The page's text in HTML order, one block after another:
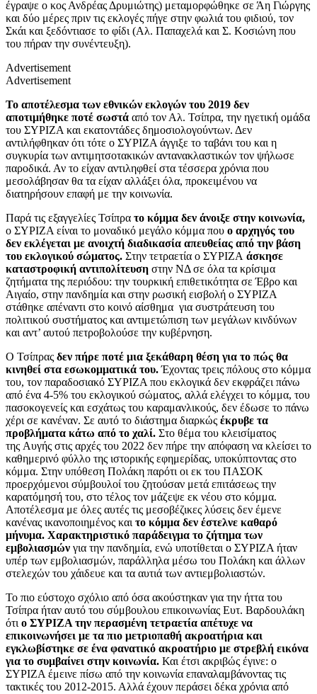
έγραψε ο κος Ανδρέας Δρυμιώτης) μεταμορφώθηκε σε Άη Γιώργης
και δύο μέρες πριν τις εκλογές πήγε στην φωλιά του φιδιού, τον
Σκάι και ξεδόντιασε το φίδι (Αλ. Παπαχελά και Σ. Κοσιώνη που
του πήραν την συνέντευξη).
Advertisement
Advertisement
Το αποτέλεσμα των εθνικών εκλογών του 2019 δεν
αποτιμήθηκε ποτέ σωστά από τον Αλ. Τσίπρα, την ηγετική ομάδα
του ΣΥΡΙΖΑ και εκατοντάδες δημοσιολογούντων. Δεν
αντιλήφθηκαν ότι τότε ο ΣΥΡΙΖΑ άγγιξε το ταβάνι του και η
συγκυρία των αντιμητσοτακικών αντανακλαστικών τον ψήλωσε
παροδικά. Αν το είχαν αντιληφθεί στα τέσσερα χρόνια που
μεσολάβησαν θα τα είχαν αλλάξει όλα, προκειμένου να
διατηρήσουν επαφή με την κοινωνία.
Παρά τις εξαγγελίες Τσίπρα το κόμμα δεν άνοιξε στην κοινωνία,
ο ΣΥΡΙΖΑ είναι το μοναδικό μεγάλο κόμμα που ο αρχηγός του
δεν εκλέγεται με ανοιχτή διαδικασία απευθείας από την βάση
του εκλογικού σώματος. Στην τετραετία ο ΣΥΡΙΖΑ άσκησε
καταστροφική αντιπολίτευση στην ΝΔ σε όλα τα κρίσιμα
ζητήματα της περιόδου: την τουρκική επιθετικότητα σε Έβρο και
Αιγαίο, στην πανδημία και στην ρωσική εισβολή ο ΣΥΡΙΖΑ
στάθηκε απέναντι στο κοινό αίσθημα για συστράτευση του
πολιτικού συστήματος και αντιμετώπιση των μεγάλων κινδύνων
και αντ’ αυτού πετροβολούσε την κυβέρνηση.
Ο Τσίπρας δεν πήρε ποτέ μια ξεκάθαρη θέση για το πώς θα
κινηθεί στα εσωκομματικά του.Έχοντας τρεις πόλους στο κόμμα
του, τον παραδοσιακό ΣΥΡΙΖΑ που εκλογικά δεν εκφράζει πάνω
από ένα 4-5% του εκλογικού σώματος, αλλά ελέγχει το κόμμα, του
πασοκογενείς και εσχάτως του καραμανλικούς, δεν έδωσε το πάνω
χέρι σε κανέναν. Σε αυτό το διάστημα διαρκώς έκρυβε τα
προβλήματα κάτω από το χαλί. Στο θέμα του κλεισίματος
της Αυγής στις αρχές του 2022 δεν πήρε την απόφαση να κλείσει το
καθημερινό φύλλο της ιστορικής εφημερίδας, υποκύπτοντας στο
κόμμα. Στην υπόθεση Πολάκη παρότι οι εκ του ΠΑΣΟΚ
προερχόμενοι σύμβουλοί του ζητούσαν μετά επιτάσεως την
καρατόμησή του, στο τέλος τον μάζεψε εκ νέου στο κόμμα.
Αποτέλεσμα με όλες αυτές τις μεσοβέζικες λύσεις δεν έμενε
κανένας ικανοποιημένος και το κόμμα δεν έστελνε καθαρό
μήνυμα. Χαρακτηριστικό παράδειγμα το ζήτημα των
εμβολιασμών για την πανδημία, ενώ υποτίθεται ο ΣΥΡΙΖΑ ήταν
υπέρ των εμβολιασμών, παράλληλα μέσω του Πολάκη και άλλων
στελεχών του χάιδευε και τα αυτιά των αντιεμβολιαστών.
Το πιο εύστοχο σχόλιο από όσα ακούστηκαν για την ήττα του
Τσίπρα ήταν αυτό του σύμβουλου επικοινωνίας Ευτ. Βαρδουλάκη
ότι ο ΣΥΡΙΖΑ την περασμένη τετραετία απέτυχε να
επικοινωνήσει με τα πιο μετριοπαθή ακροατήρια και
εγκλωβίστηκε σε ένα φανατικό ακροατήριο με στρεβλή εικόνα
για το συμβαίνει στην κοινωνία. Και έτσι ακριβώς έγινε: ο
ΣΥΡΙΖΑ έμεινε πίσω από την κοινωνία επαναλαμβάνοντας τις
τακτικές του 2012-2015. Αλλά έχουν περάσει δέκα χρόνια από